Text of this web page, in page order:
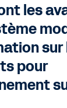
les
sur
pour